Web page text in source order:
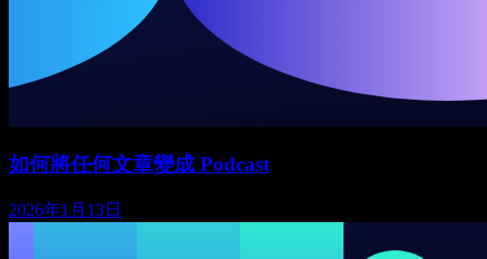
如何將任何文章變成 Podcast
2026年1月13日